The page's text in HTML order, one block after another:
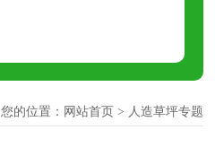
您的位置： 网站首页> 人造草坪专题